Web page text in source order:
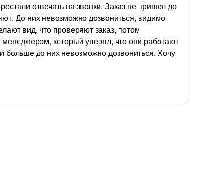
отвечать на звонки. Заказ не пришел до
До них невозможно дозвониться, видимо
вид, что проверяют заказ, потом
который уверял, что они работают
больше до них невозможно дозвониться. Хочу